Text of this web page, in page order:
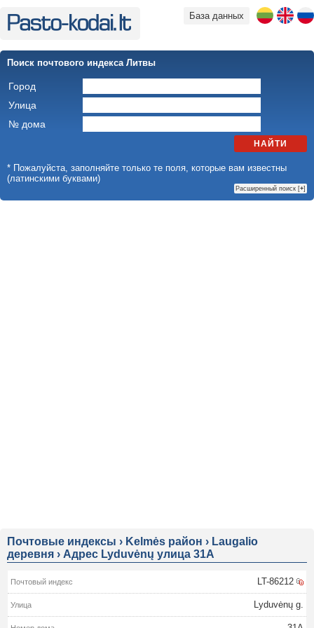
База данных
Поиск почтового индекса Литвы
Город
Улица
№ дома
НАЙТИ
* Пожалуйста, заполняйте только те поля, которые вам известны
(латинскими буквами)
Расширенный поиск [+]
Почтовые индексы › Kelmės район › Laugalio
деревня › Адрес Lyduvėnų улица 31A
LT-86212
Lyduvėnų g.